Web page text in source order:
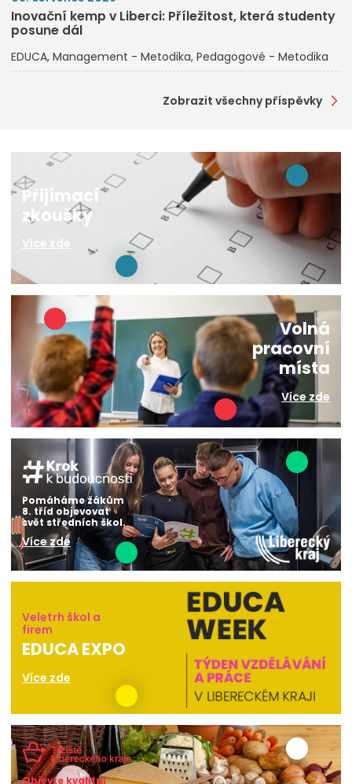
Inovační kemp v Liberci: Příležitost, která studenty
posune dál
EDUCA Management - Metodika Pedagogové - Metodika
Zobrazit všechny příspěvky
Přijímací
zkoušky
Více zde
Volná
pracovní
místa
Více zde
Pomáháme žákům
8. tříd objevovat
svět středních škol.
Více zde
Veletrh škol a
firem
EDUCA EXPO
Více zde
Objevte kvalitní